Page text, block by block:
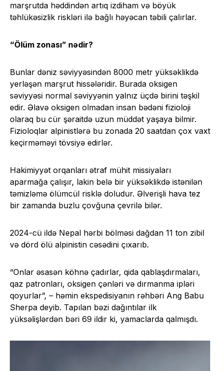
marşrutda həddindən artıq izdiham və böyük
təhlükəsizlik riskləri ilə bağlı həyəcan təbili çalırlar.
“Ölüm zonası” nədir?
Bunlar dəniz səviyyəsindən 8000 metr yüksəklikdə
yerləşən marşrut hissələridir. Burada oksigen
səviyyəsi normal səviyyənin yalnız üçdə birini təşkil
edir. Əlavə oksigen olmadan insan bədəni fizioloji
olaraq bu cür şəraitdə uzun müddət yaşaya bilmir.
Fizioloqlar alpinistlərə bu zonada 20 saatdan çox vaxt
keçirməməyi tövsiyə edirlər.
Hakimiyyət orqanları ətraf mühit missiyaları
aparmağa çalışır, lakin belə bir yüksəklikdə istənilən
təmizləmə ölümcül risklə doludur. Əlverişli hava tez
bir zamanda buzlu çovğuna çevrilə bilər.
2024-cü ildə Nepal hərbi bölməsi dağdan 11 ton zibil
və dörd ölü alpinistin cəsədini çıxarıb.
“Onlar əsasən köhnə çadırlar, qida qablaşdırmaları,
qaz patronları, oksigen çənləri və dırmanma ipləri
qoyurlar”, – həmin ekspedisiyanın rəhbəri Ang Babu
Sherpa deyib. Tapılan bəzi dağıntılar ilk
yüksəlişlərdən bəri 69 ildir ki, yamaclarda qalmışdı.